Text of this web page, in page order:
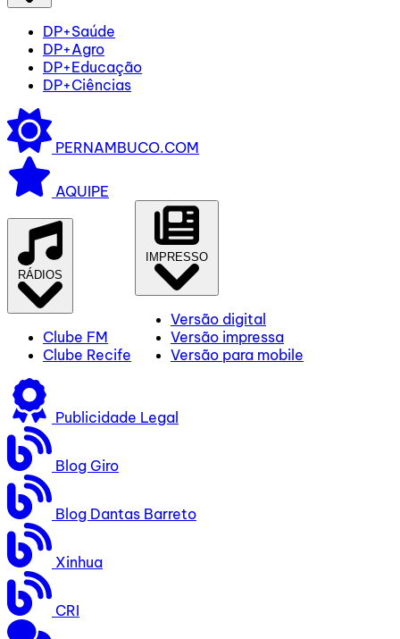
DP+Saúde
DP+Agro
DP+Educação
DP+Ciências
PERNAMBUCO.COM
AQUIPE
RÁDIOS
Clube FM
Clube Recife
IMPRESSO
Versão digital
Versão impressa
Versão para mobile
Publicidade Legal
Blog Giro
Blog Dantas Barreto
Xinhua
CRI